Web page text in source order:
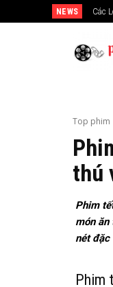
NEWS Các
Top phim
thú
Phim
món ăn
nét đặc
Phim